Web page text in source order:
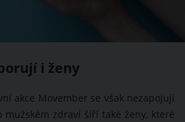
i ženy
akce Movember se však nezapojují
mužském zdraví šíří také ženy, které